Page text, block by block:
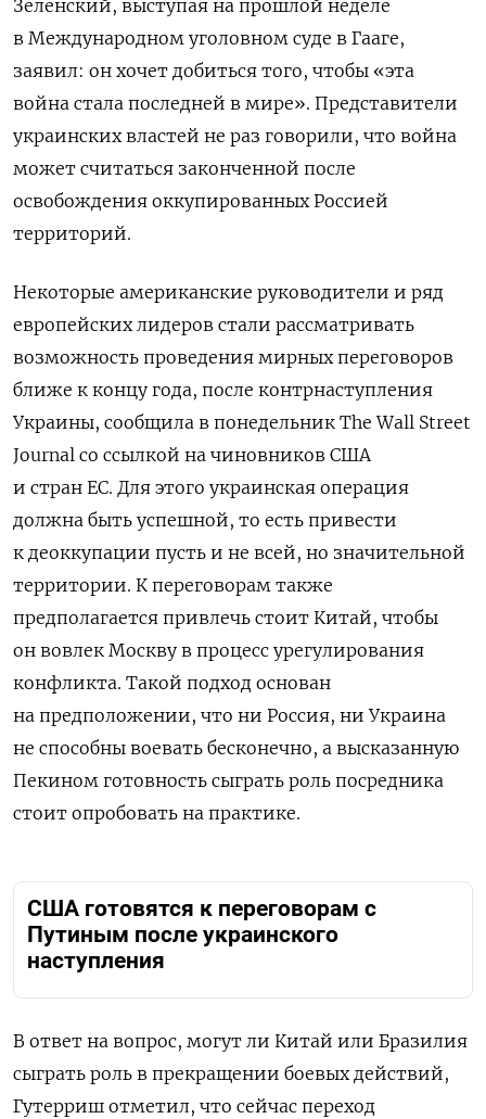
Зеленский, выступая на прошлой неделе
в Международном уголовном суде в Гааге,
заявил: он хочет добиться того, чтобы «эта
война стала последней в мире». Представители
украинских властей не раз говорили, что война
может считаться законченной после
освобождения оккупированных Россией
территорий.
Некоторые американские руководители и ряд
европейских лидеров стали рассматривать
возможность проведения мирных переговоров
ближе к концу года, после контрнаступления
Украины, сообщила в понедельник The Wall Street
Journal со ссылкой на чиновников США
и стран ЕС. Для этого украинская операция
должна быть успешной, то есть привести
к деоккупации пусть и не всей, но значительной
территории. К переговорам также
предполагается привлечь стоит Китай, чтобы
он вовлек Москву в процесс урегулирования
конфликта. Такой подход основан
на предположении, что ни Россия, ни Украина
не способны воевать бесконечно, а высказанную
Пекином готовность сыграть роль посредника
стоит опробовать на практике.
США готовятся к переговорам с
Путиным после украинского
наступления
В ответ на вопрос, могут ли Китай или Бразилия
сыграть роль в прекращении боевых действий,
Гутерриш отметил, что сейчас переход